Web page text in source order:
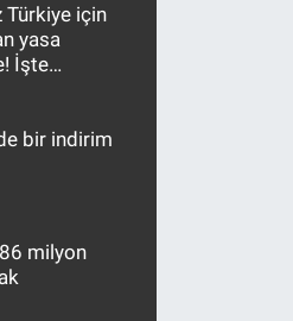
Türkiye için
yasa
İşte
bir indirim
milyon